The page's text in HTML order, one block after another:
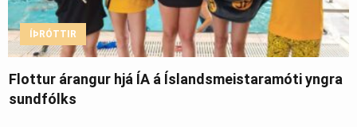
ÍÞRÓTTIR
Flottur árangur hjá ÍA á Íslandsmeistaramóti yngra
sundfólks